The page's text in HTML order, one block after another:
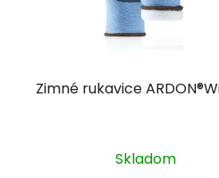
Zimné rukavice
Skladom